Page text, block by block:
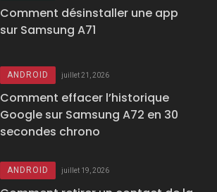
Comment désinstaller une app
sur Samsung A71
ANDROID juillet 21, 2026
Comment effacer l’historique
Google sur Samsung A72 en 30
secondes chrono
ANDROID juillet 19, 2026